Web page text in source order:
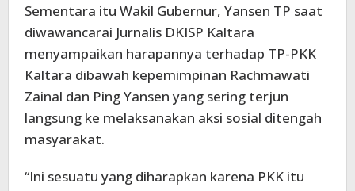
Sementara itu Wakil Gubernur, Yansen TP saat
diwawancarai Jurnalis DKISP Kaltara
menyampaikan harapannya terhadap TP-PKK
Kaltara dibawah kepemimpinan Rachmawati
Zainal dan Ping Yansen yang sering terjun
langsung ke melaksanakan aksi sosial ditengah
masyarakat.
“Ini sesuatu yang diharapkan karena PKK itu